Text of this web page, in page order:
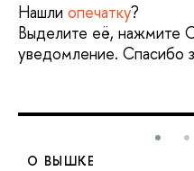
Нашли опечатку?
Выделите её, нажмите
уведомление. Спасибо
О ВЫШКЕ